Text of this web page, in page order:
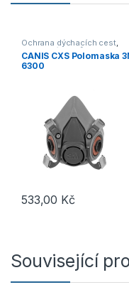
Ochrana dýchacích cest,
Ochranné pomůcky
CANIS CXS Polomaska
6300
533,00 Kč
Tento produkt má
Související